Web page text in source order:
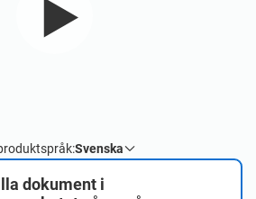
Svenska
dokument i